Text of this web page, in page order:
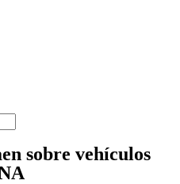
sobre vehículos